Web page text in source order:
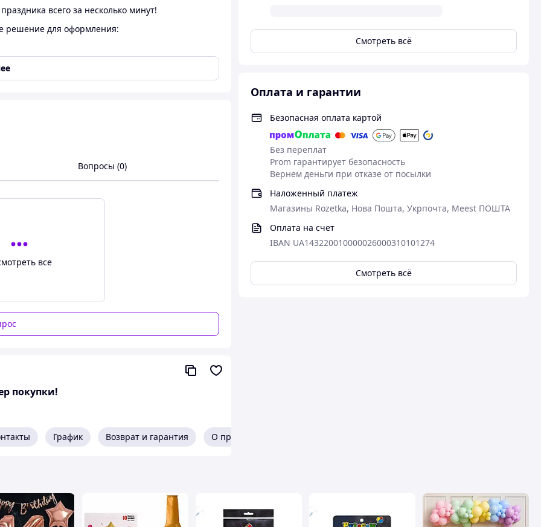
Смотреть всё
Оплата и гарантии
Безопасная оплата картой
Без переплат
Prom гарантирует безопасность
Вернем деньги при отказе от посылки
Наложенный платеж
Магазины Rozetka, Нова Пошта, Укрпочта, Meest ПОШТА
Оплата на счет
IBAN UA143220010000026000310101274
Смотреть всё
всего за несколько минут!
решение для оформления:
праздник визуально дорогим и
Вопросы (0)
все
покупки!
График Возврат и гарантия О продавце